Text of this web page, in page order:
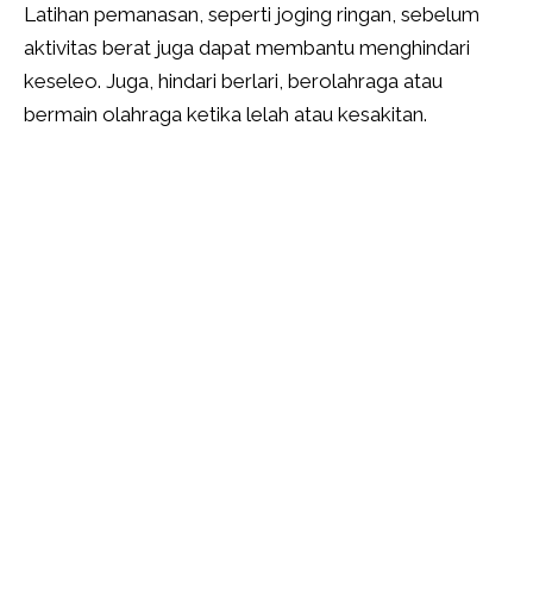
Latihan pemanasan, seperti joging ringan, sebelum
aktivitas berat juga dapat membantu menghindari
keseleo. Juga, hindari berlari, berolahraga atau
bermain olahraga ketika lelah atau kesakitan.